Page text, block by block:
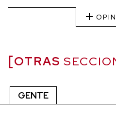
OTRAS
GENTE